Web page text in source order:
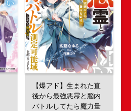
【爆アド】生まれた直
後から最強悪霊と脳内
バトルしてたら魔力量